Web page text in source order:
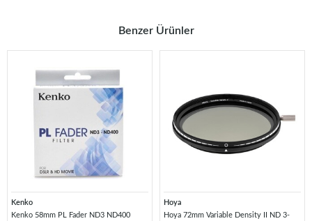
Benzer Ürünler
Kenko
Kenko 58mm PL Fader ND3 ND400
Hoya
Hoya 72mm Variable Density II ND 3-